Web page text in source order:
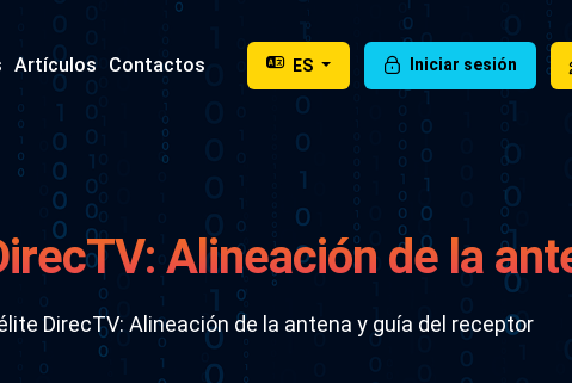
Artículos Contactos ES Iniciar sesión
Alineación de la
receptor
DirecTV: Alineación de la antena y guía del receptor